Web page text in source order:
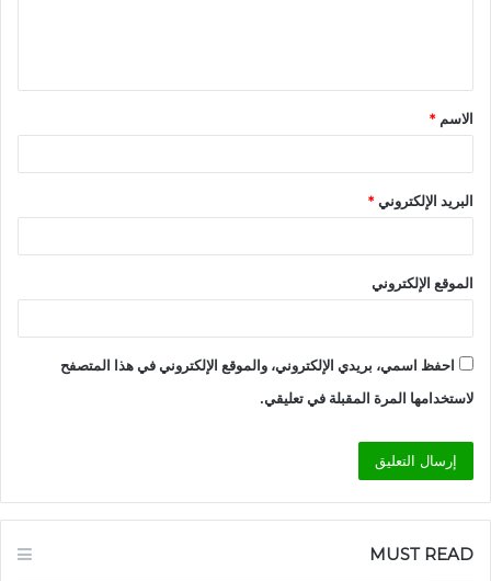
ق
*
الاسم *
البريد الإلكتروني*
الموقع الإلكتروني
احفظ اسمي، بريدي الإلكتروني، والموقع الإلكتروني في هذا المتصفح
لاستخدامها المرة المقبلة في تعليقي.
MUST READ